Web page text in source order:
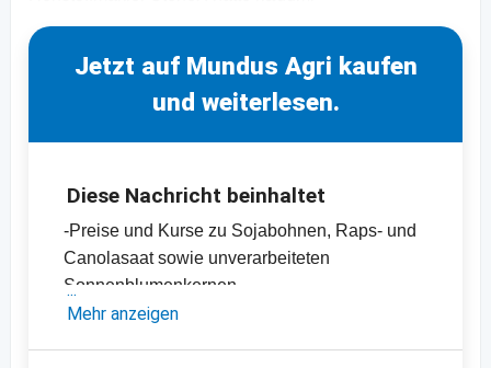
Jetzt auf Mundus Agri kaufen
und weiterlesen.
Diese Nachricht beinhaltet
-Preise und Kurse zu Sojabohnen, Raps- und
Canolasaat sowie unverarbeiteten
Sonnenblumenkernen
-Sojaschrot-, Canola- und Rapsschrot- sowie
Mehr anzeigen